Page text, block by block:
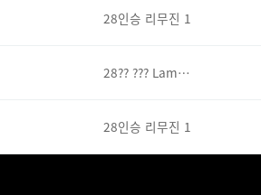
28인승 리무진 1
28?? ??? Lam…
28인승 리무진 1